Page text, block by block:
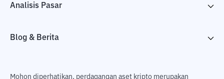
Analisis Pasar
Blog & Berita
Mohon diperhatikan, perdagangan aset kripto merupakan